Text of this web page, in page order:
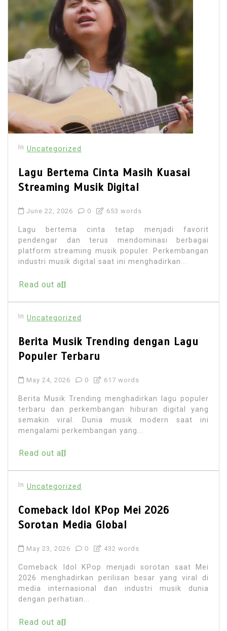
In Uncategorized
Lagu Bertema Cinta Masih Kuasai
Streaming Musik Digital
June 22, 2026 0 653 words
Lagu bertema cinta tetap menjadi favorit
pendengar dan terus mendominasi berbagai
platform streaming musik populer. Perkembangan
industri musik digital saat ini menghadirkan...
Read out all
In Uncategorized
Berita Musik Trending dengan Lagu
Populer Terbaru
May 24, 2026 0 617 words
Berita Musik Trending menghadirkan lagu populer
terbaru dan perkembangan hiburan digital yang
semakin viral. Dunia musik modern saat ini
mengalami perkembangan yang...
Read out all
In Uncategorized
Comeback Idol KPop Mei 2026
Sorotan Media Global
May 23, 2026 0 432 words
Comeback Idol KPop menjadi sorotan saat Mei
2026 menghadirkan perilisan besar yang viral di
media internasional dan industri musik dunia
dengan perhatian...
Read out all